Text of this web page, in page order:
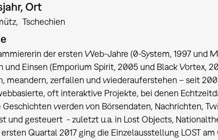
Ort
Tschechien
der ersten Web-Jahre (0-System, 1997 und
und Einsen (Emporium Spirit, 2005 und Black Vortex,
meandern, zerfallen und wiederauferstehen – seit
oft interaktive Projekte, bei denen
werden von Börsendaten, Nachrichten,
und gesteuert - zuletzt u.a. in Lost Objects,
ersten Quartal 2017 ging die Einzelausstellung LOST